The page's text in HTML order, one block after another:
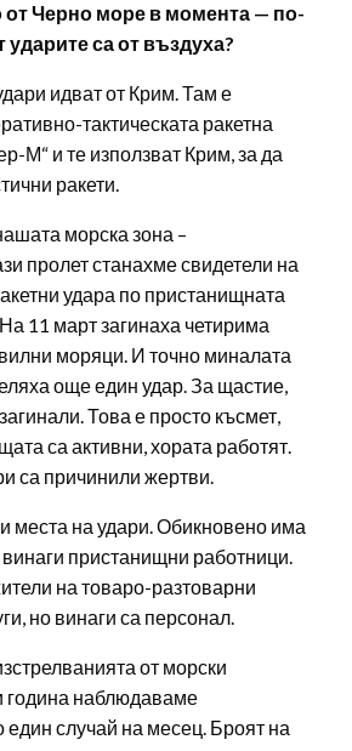
от Черно море в момента — по-
ударите са от въздуха?
идват от Крим. Там е
тактическата ракетна
М“ и те използват Крим, за да
ракети.
морска зона –
пролет станахме свидетели на
удара по пристанищната
11 март загинаха четирима
моряци. И точно миналата
още един удар. За щастие,
Това е просто късмет,
са активни, хората работят.
са причинили жертви.
места на удари. Обикновено има
пристанищни работници.
на товаро-разтоварни
но винаги са персонал.
от морски
година наблюдаваме
един случай на месец. Броят на